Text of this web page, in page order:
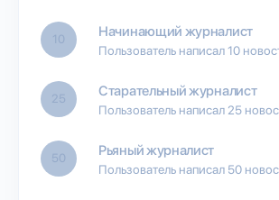
10 Начинающий журналист
Пользователь написал 10
25 Старательный журналист
Пользователь написал 25
50 Рьяный журналист
Пользователь написал 50